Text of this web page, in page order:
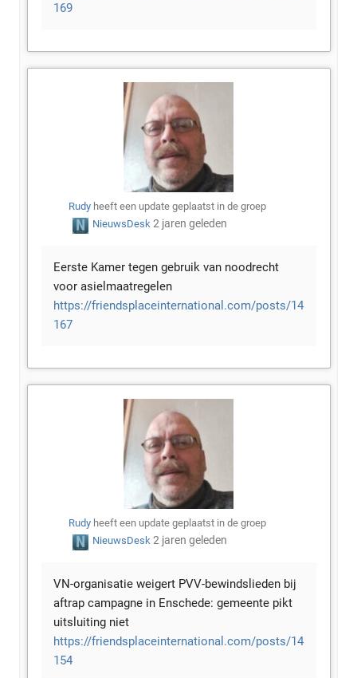
169
Rudy heeft een update geplaatst in de groep
NieuwsDesk 2 jaren geleden
Eerste Kamer tegen gebruik van noodrecht
voor asielmaatregelen
https://friendsplaceinternational.com/posts/14
167
Rudy heeft een update geplaatst in de groep
NieuwsDesk 2 jaren geleden
VN-organisatie weigert PVV-bewindslieden bij
aftrap campagne in Enschede: gemeente pikt
uitsluiting niet
https://friendsplaceinternational.com/posts/14
154